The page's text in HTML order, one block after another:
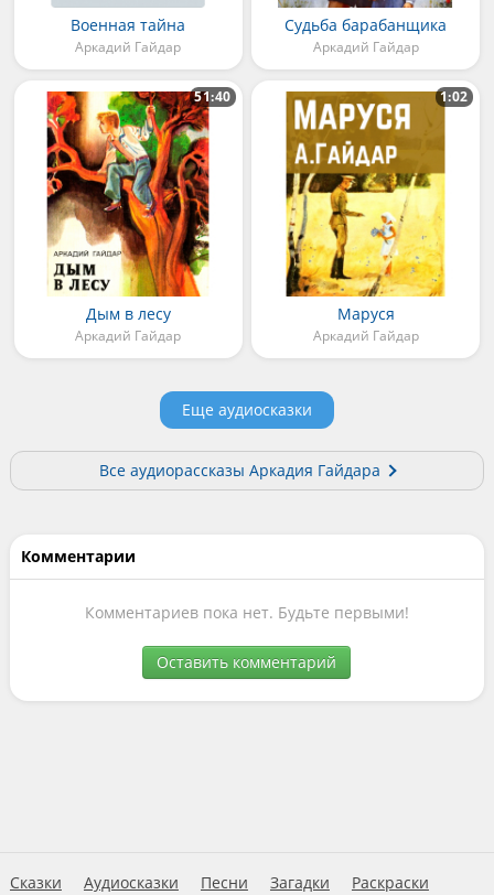
Военная тайна
Аркадий Гайдар
Судьба барабанщика
Аркадий Гайдар
Дым в лесу
Аркадий Гайдар
51:40
Маруся
Аркадий Гайдар
1:02
Еще аудиосказки
Все аудиорассказы Аркадия Гайдара
Комментарии
Комментариев пока нет. Будьте первыми!
Оставить комментарий
Сказки Аудиосказки Песни Загадки Раскраски